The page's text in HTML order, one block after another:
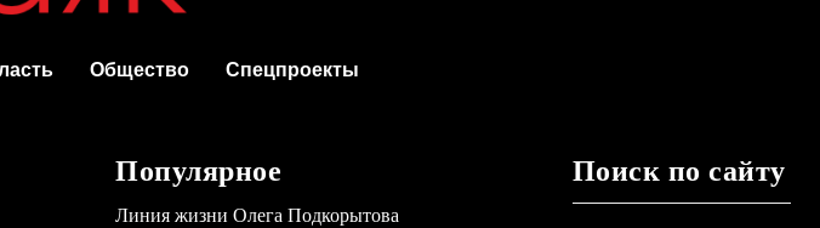
Общество Спецпроекты
Популярное
Линия жизни Олега Подкорытова
Поиск по сайту